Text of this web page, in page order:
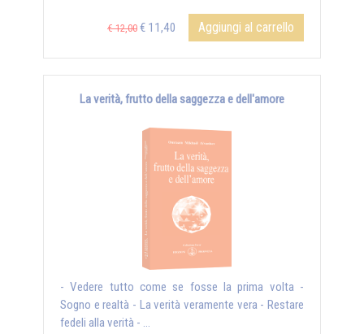
€ 12,00 € 11,40 Aggiungi al carrello
La verità, frutto della saggezza e dell'amore
- Vedere tutto come se fosse la prima volta -
Sogno e realtà - La verità veramente vera - Restare
fedeli alla verità - ...